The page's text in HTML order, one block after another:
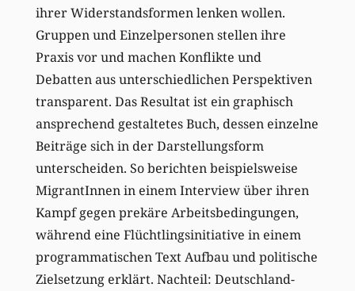
ihrer Widerstandsformen lenken wollen.
Gruppen und Einzelpersonen stellen ihre
Praxis vor und machen Konflikte und
Debatten aus unterschiedlichen Perspektiven
transparent. Das Resultat ist ein graphisch
ansprechend gestaltetes Buch, dessen einzelne
Beiträge sich in der Darstellungsform
unterscheiden. So berichten beispielsweise
MigrantInnen in einem Interview über ihren
Kampf gegen prekäre Arbeitsbedingungen,
während eine Flüchtlingsinitiative in einem
programmatischen Text Aufbau und politische
Zielsetzung erklärt. Nachteil: Deutschland-